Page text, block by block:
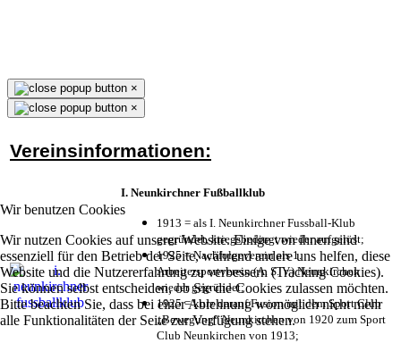
Wir benutzen Cookies
Wir nutzen Cookies auf unserer Website. Einige von ihnen sind
essenziell für den Betrieb der Seite, während andere uns helfen, diese
Website und die Nutzererfahrung zu verbessern (Tracking Cookies).
Sie können selbst entscheiden, ob Sie die Cookies zulassen möchten.
Bitte beachten Sie, dass bei einer Ablehnung womöglich nicht mehr
alle Funktionalitäten der Seite zur Verfügung stehen.
×
×
Vereinsinformationen:
I. Neunkirchner Fußballklub
1913 = als I. Neunkirchner Fussball-Klub
gegründet, kriegsbedingt wieder aufgelöst;
1925 = Nachfolgeverein als 1.
Arbeitersportverein (A. S. V.) Neunkirchen
wieder gegründet;
1925 = kurz darauf Fusion mit dem Sport Club
„Bewegung“ Neunkirchen von 1920 zum Sport
Club Neunkirchen von 1913;